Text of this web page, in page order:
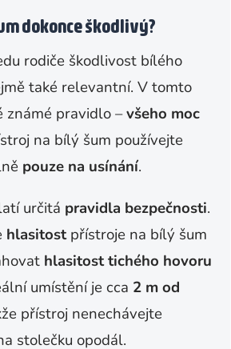
dokonce škodlivý?
rodiče škodlivost bílého
také relevantní. V tomto
známé pravidlo –všeho moc
na bílý šum používejte
pouze na usínání.
určitá pravidla bezpečnosti.
hlasitostpřístroje na bílý šum
hlasitost tichého hovoru
umístění je cca 2 m od
přístroj nenechávejte
stolečku opodál.